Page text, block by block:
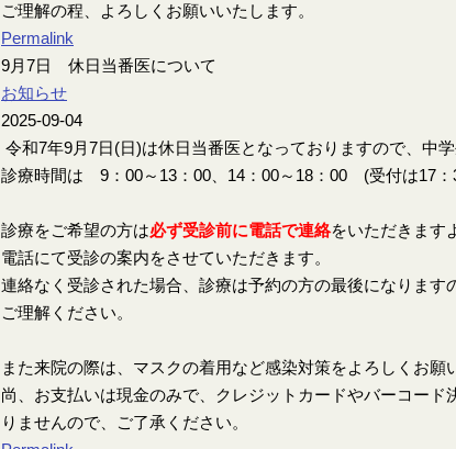
ご理解の程、よろしくお願いいたします。
Permalink
9月7日 休日当番医について
お知らせ
2025-09-04
令和7年9月7日(日)は休日当番医となっておりますので、中
診療時間は 9：00～13：00、14：00～18：00 (受付は17
診療をご希望の方は必ず受診前に電話で連絡をいただきます
電話にて受診の案内をさせていただきます。
連絡なく受診された場合、診療は予約の方の最後になりま
ご理解ください。
また来院の際は、マスクの着用など感染対策をよろしくお願
尚、お支払いは現金のみで、クレジットカードやバーコー
りませんので、ご了承ください。